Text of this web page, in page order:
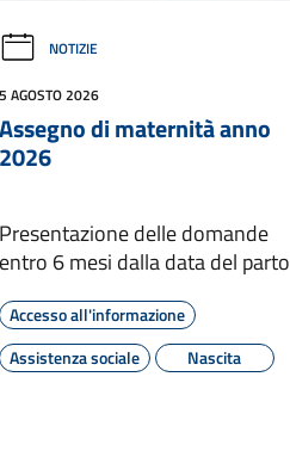
NOTIZIE
AGOSTO 2026
di maternità anno
delle domande
6 mesi dalla data del parto
Accesso all'informazione
Assistenza sociale
Nascita